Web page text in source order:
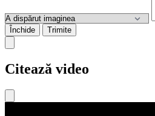
Închide Trimite
Citează video